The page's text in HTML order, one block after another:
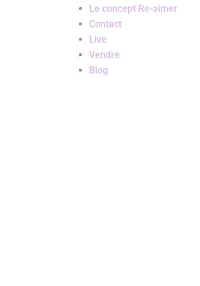
Le concept Re-aimer
Contact
Live
Vendre
Blog